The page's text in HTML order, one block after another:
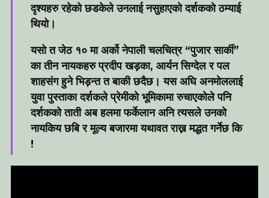
दृश्यहरु रहेको छडकेले उनलाई नसुहाएको दर्शकको ठम्याई
थियो।
यसो त जेठ १० मा अर्को नेपाली चलचित्र “पुजार सार्की”
का तीन नायकहरु प्रदीप खड़का, आर्यन सिग्देल र पल
शाहसंग हुने भिड़न्त त बाकी छदैछ। यस अघि अनमोललाई
युवा पुस्ताका दर्शकले प्रेमीको भूमिकामा रुचाएकोले पनि
दर्शकको ताती अब हलमा फर्केलान अनि त्यसले उनको
नायकिय छबि र मूल्य बजारमा यथावत राख्न मद्धत गर्नेछ कि
!